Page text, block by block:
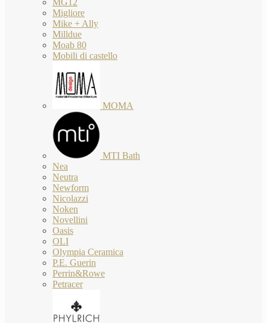
MG12
Migliore
Mike + Ally
Milldue
Moab 80
Mobili di castello
MOMA
MTI Bath
Nea
Neutra
Newform
Nicolazzi
Noken
Novellini
Oasis
OLI
Olympia Ceramica
P.E. Guerin
Perrin&Rowe
Petracer